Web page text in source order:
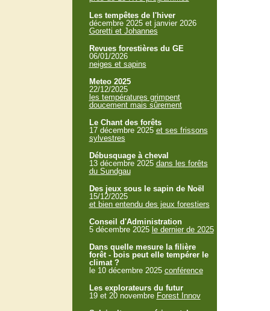
Les tempêtes de l'hiver
décembre 2025 et janvier 2026
Goretti et Johannes
Revues forestières du GE
06/01/2026
neiges et sapins
Meteo 2025
22/12/2025
les températures grimpent
doucement mais sûrement
Le Chant des forêts
17 décembre 2025 et ses frissons
sylvestres
Débusquage à cheval
13 décembre 2025 dans les forêts
du Sundgau
Des jeux sous le sapin de Noël
15/12/2025
et bien entendu des jeux forestiers
Conseil d'Administration
5 décembre 2025 le dernier de 2025
Dans quelle mesure la filière
forêt - bois peut elle tempérer le
climat ?
le 10 décembre 2025 conférence
Les explorateurs du futur
19 et 20 novembre Forest Innov